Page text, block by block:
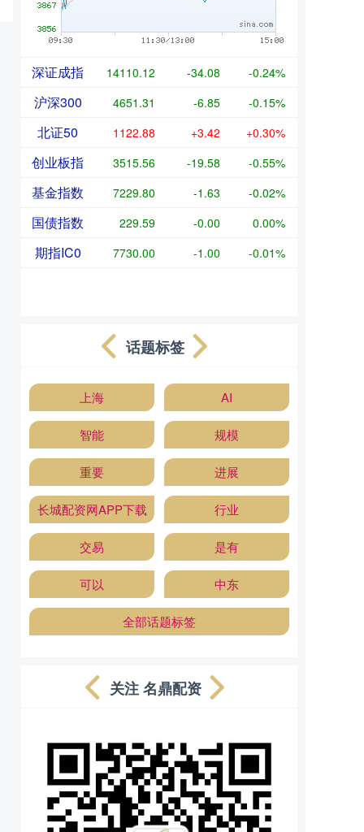
深证成指 14110.12 -34.08 -0.24%
沪深300 4651.31 -6.85 -0.15%
北证50 1122.88 +3.42 +0.30%
创业板指 3515.56 -19.58 -0.55%
基金指数 7229.80 -1.63 -0.02%
国债指数 229.59 -0.00 0.00%
期指IC0 7730.00 -1.00 -0.01%
话题标签
上海 AI
智能 规模
重要 进展
长城配资网APP下载 行业
交易 是有
可以 中东
全部话题标签
关注 名鼎配资